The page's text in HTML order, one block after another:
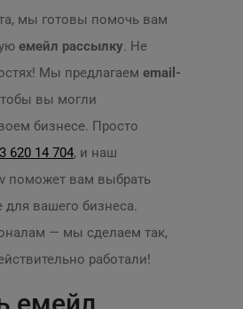
мы готовы помочь вам
емейл рассылку. Не
Мы предлагаем email-
вы могли
бизнесе. Просто
620 14 704, и наш
поможет вам выбрать
вашего бизнеса.
— мы сделаем так,
работали!